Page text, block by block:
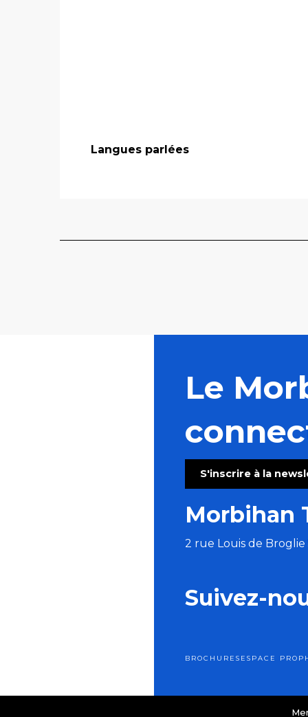
Langues parlées
Langues parlées
Le
S'inscrire à la
Morbihan
2 rue Louis de Broglie
Suivez-
BROCHURES ESPACE PRO